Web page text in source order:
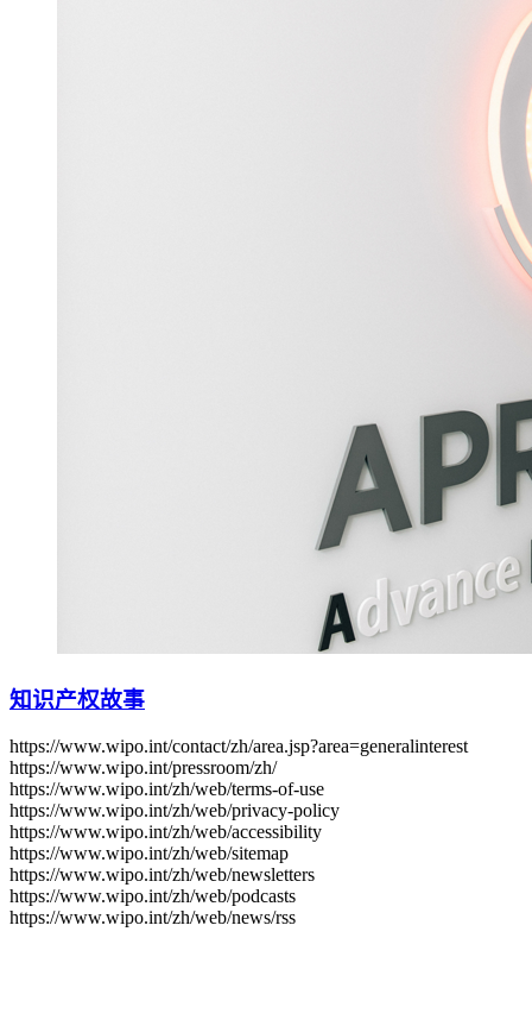
知识产权故事
https://www.wipo.int/contact/zh/area.jsp?area=generalinterest
https://www.wipo.int/pressroom/zh/
https://www.wipo.int/zh/web/terms-of-use
https://www.wipo.int/zh/web/privacy-policy
https://www.wipo.int/zh/web/accessibility
https://www.wipo.int/zh/web/sitemap
https://www.wipo.int/zh/web/newsletters
https://www.wipo.int/zh/web/podcasts
https://www.wipo.int/zh/web/news/rss